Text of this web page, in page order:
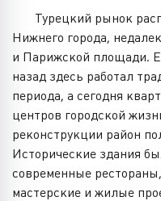
Турецкий рынок
Нижнего города,
и Парижской площади.
назад здесь работал
периода, а сегодня
центров городской
реконструкции район
Исторические здания
современные
мастерские и жилые